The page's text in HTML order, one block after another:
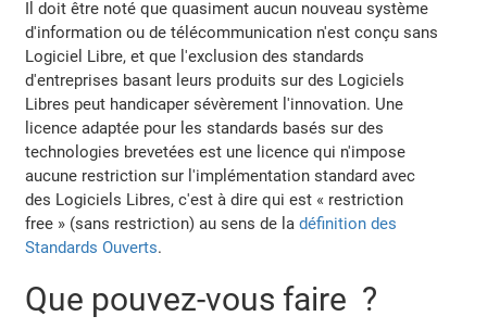
Il doit être noté que quasiment aucun nouveau système
d'information ou de télécommunication n'est conçu sans
Logiciel Libre, et que l'exclusion des standards
d'entreprises basant leurs produits sur des Logiciels
Libres peut handicaper sévèrement l'innovation. Une
licence adaptée pour les standards basés sur des
technologies brevetées est une licence qui n'impose
aucune restriction sur l'implémentation standard avec
des Logiciels Libres, c'est à dire qui est « restriction
free » (sans restriction) au sens de ladéfinition des
Standards Ouverts.
Que pouvez-vous faire ?